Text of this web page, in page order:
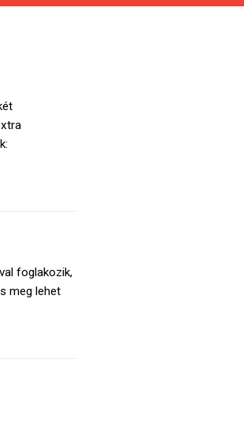
foglakozik,
meg lehet